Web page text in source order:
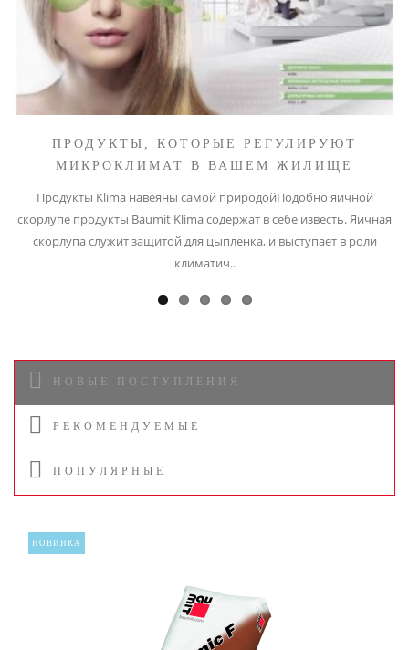
ПРОДУКТЫ, КОТОРЫЕ РЕГУЛИРУЮТ
МИКРОКЛИМАТ В ВАШЕМ ЖИЛИЩЕ
Продукты Klima навеяны самой природойПодобно яичной
скорлупе продукты Baumit Klima содержат в себе известь. Яичная
скорлупа служит защитой для цыпленка, и выступает в роли
климатич..
НОВЫЕ ПОСТУПЛЕНИЯ
РЕКОМЕНДУЕМЫЕ
ПОПУЛЯРНЫЕ
НОВИНКА